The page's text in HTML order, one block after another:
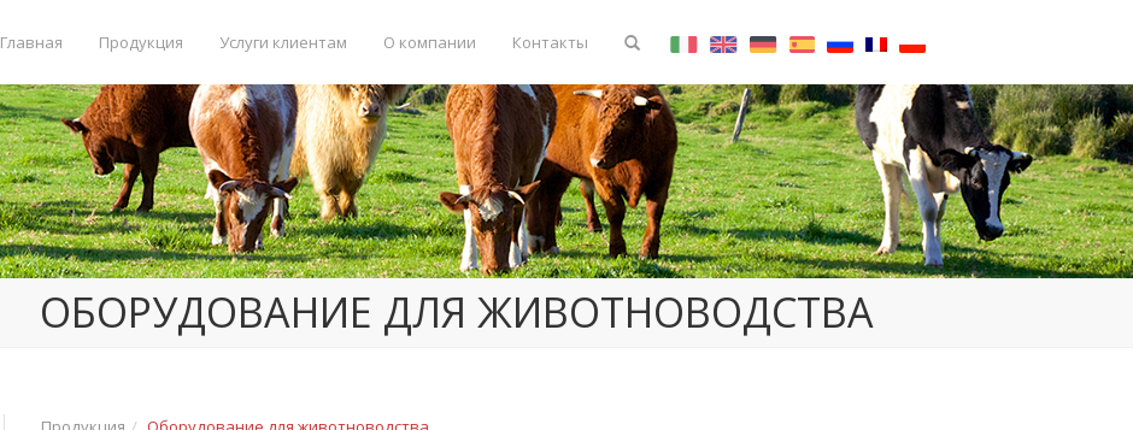
Главная Продукция Услуги клиентам О компании Контакты
ОБОРУДОВАНИЕ ДЛЯ ЖИВОТНОВОДСТВА